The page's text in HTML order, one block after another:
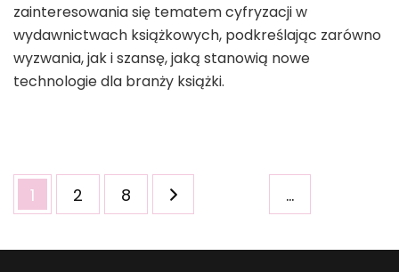
zainteresowania się tematem cyfryzacji w
wydawnictwach książkowych, podkreślając zarówno
wyzwania, jak i szansę, jaką stanowią nowe
technologie dla branży książki.
Stronicowanie
wpisów
Strona
1 Strona
2 …
Strona
8